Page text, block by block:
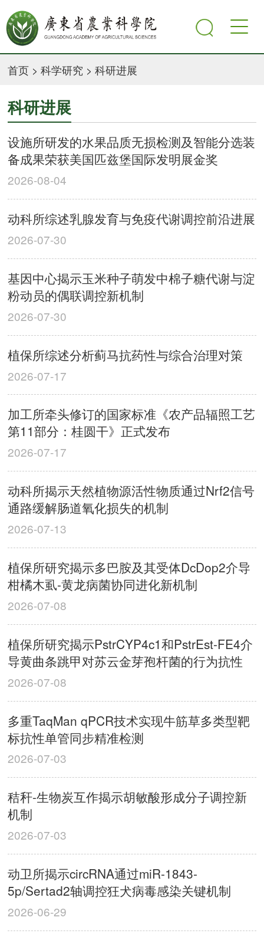
首页 >科学研究 >科研进展
科研进展
设施所研发的水果品质无损检测及智能分选装
备成果荣获美国匹兹堡国际发明展金奖
2026-08-04
动科所综述乳腺发育与免疫代谢调控前沿进展
2026-07-30
基因中心揭示玉米种子萌发中棉子糖代谢与淀
粉动员的偶联调控新机制
2026-07-30
植保所综述分析蓟马抗药性与综合治理对策
2026-07-17
加工所牵头修订的国家标准《农产品辐照工艺
第11部分：桂圆干》正式发布
2026-07-17
动科所揭示天然植物源活性物质通过Nrf2信号
通路缓解肠道氧化损失的机制
2026-07-13
植保所研究揭示多巴胺及其受体DcDop2介导
柑橘木虱-黄龙病菌协同进化新机制
2026-07-08
植保所研究揭示PstrCYP4c1和PstrEst-FE4介
导黄曲条跳甲对苏云金芽孢杆菌的行为抗性
2026-07-08
多重TaqMan qPCR技术实现牛筋草多类型靶
标抗性单管同步精准检测
2026-07-03
秸秆-生物炭互作揭示胡敏酸形成分子调控新
机制
2026-07-03
动卫所揭示circRNA通过miR-1843-
5p/Sertad2轴调控狂犬病毒感染关键机制
2026-06-29